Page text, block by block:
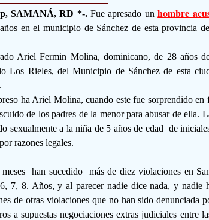
SAMANÁ, RD *-.Fue apresado unhombre
en el municipio de Sánchez de esta provincia
Ariel Fermin Molina, dominicano, de 28 años
Los Rieles, del Municipio de Sánchez de esta
ha Ariel Molina, cuando este fue sorprendido
de los padres de la menor para abusar de ella.
sexualmente a la niña de 5 años de edad de
razones legales.
han sucedido más de diez violaciones en
7, 8. Años, y al parecer nadie dice nada, y nadie
de otras violaciones que no han sido denunciada
a supuestas negociaciones extras judiciales entre